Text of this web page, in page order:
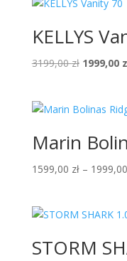
KELLYS
3199,00zł
3199,00
1999,00
Marin
1599,00 zł – 1999,00
STORM